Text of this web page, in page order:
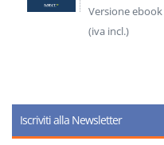
Versione ebook
(iva incl.)
Iscriviti alla Newsletter